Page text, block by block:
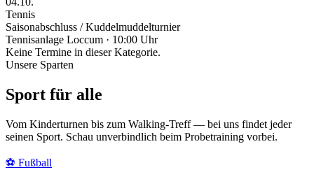
Tennis
Saisonabschluss / Kuddelmuddelturnier
Tennisanlage Loccum · 10:00 Uhr
Keine Termine in dieser Kategorie.
Unsere Sparten
Sport für alle
Vom Kinderturnen bis zum Walking-Treff — bei uns findet jeder
seinen Sport. Schau unverbindlich beim Probetraining vorbei.
⚽ Fußball